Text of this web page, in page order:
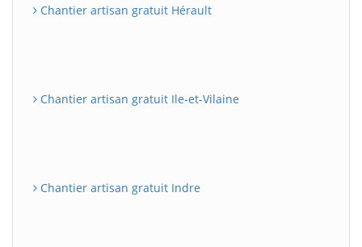
Chantier artisan gratuit Hérault
Chantier artisan gratuit Ile-et-Vilaine
Chantier artisan gratuit Indre